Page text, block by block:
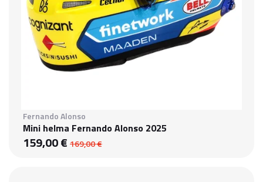
Fernando Alonso
Mini helma Fernando Alonso 2025
159,00 € 169,00 €